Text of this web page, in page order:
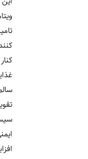
ویتامین را
کنند و در
کنار رژیم
سالم، به
سیستم
افزایش